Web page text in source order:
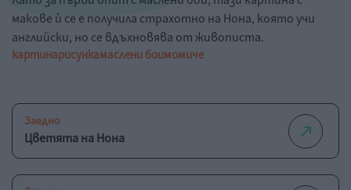
макове ѝ се е получила страхотно на Нона, която учи
английски, но се вдъхновява от живописта.
картинарисункамаслени боимомиче
Заедно
Цветята на Нона